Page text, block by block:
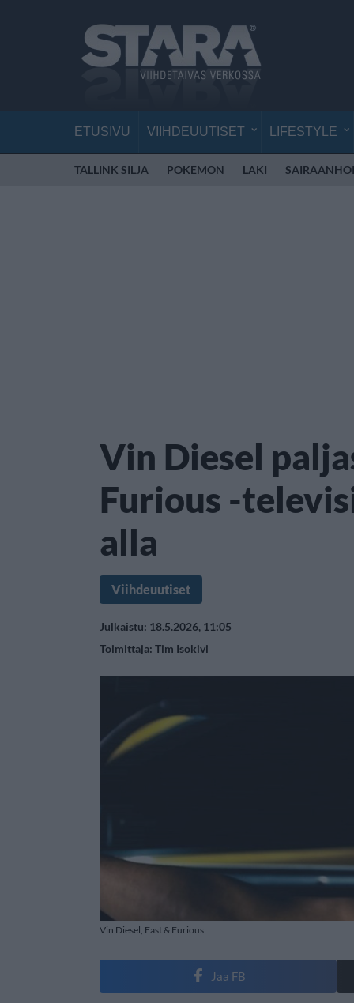
ETUSIVU VIIHDEUUTISET LIFESTYLE
TALLINK SILJA POKEMON LAKI
Vin Diesel
Furious -
alla
Viihdeuutiset
Julkaistu: 18.5.2026, 11:05
Toimittaja: Tim Isokivi
Vin Diesel, Fast & Furious
Jaa FB